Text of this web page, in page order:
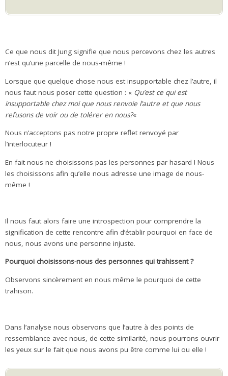
Ce que nous dit Jung signifie que nous percevons chez les autres
n’est qu’une parcelle de nous-même !
Lorsque que quelque chose nous est insupportable chez l’autre, il
nous faut nous poser cette question : « Qu’est ce qui est
insupportable chez moi que nous renvoie l’autre et que nous
refusons de voir ou de tolérer en nous?«
Nous n’acceptons pas notre propre reflet renvoyé par
l’interlocuteur !
En fait nous ne choisissons pas les personnes par hasard ! Nous
les choisissons afin qu’elle nous adresse une image de nous-
même !
Il nous faut alors faire une introspection pour comprendre la
signification de cette rencontre afin d’établir pourquoi en face de
nous, nous avons une personne injuste.
Pourquoi choisissons-nous des personnes qui trahissent ?
Observons sincèrement en nous même le pourquoi de cette
trahison.
Dans l’analyse nous observons que l’autre à des points de
ressemblance avec nous, de cette similarité, nous pourrons ouvrir
les yeux sur le fait que nous avons pu être comme lui ou elle !